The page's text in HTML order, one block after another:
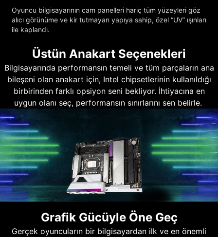
Oyuncu bilgisayarının cam panelleri hariç tüm yüzeyleri göz
alıcı görünüme ve kir tutmayan yapıya sahip, özel “UV” ışınları
ile kaplandı.
Üstün Anakart Seçenekleri
Bilgisayarında performansın temeli ve tüm parçaların ana
bileşeni olan anakart için, Intel chipsetlerinin kullanıldığı
birbirinden farklı opsiyon seni bekliyor. İhtiyacına en
uygun olanı seç, performansın sınırlarını sen belirle.
Grafik Gücüyle Öne Geç
Gerçek oyuncuların bir bilgisayardan ilk ve en önemli